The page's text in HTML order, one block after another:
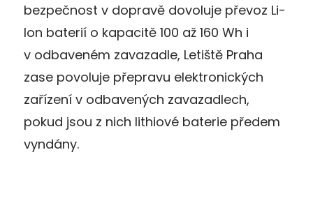
bezpečnost v dopravě dovoluje převoz Li-
Ion baterií o kapacitě 100 až 160 Wh i
v odbaveném zavazadle, Letiště Praha
zase povoluje přepravu elektronických
zařízení v odbavených zavazadlech,
pokud jsou z nich lithiové baterie předem
vyndány.